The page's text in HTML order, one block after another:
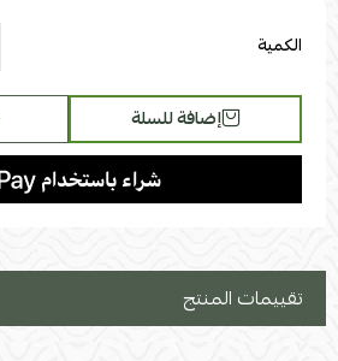
الكمية
إضافة للسلة
تقييمات المنتج